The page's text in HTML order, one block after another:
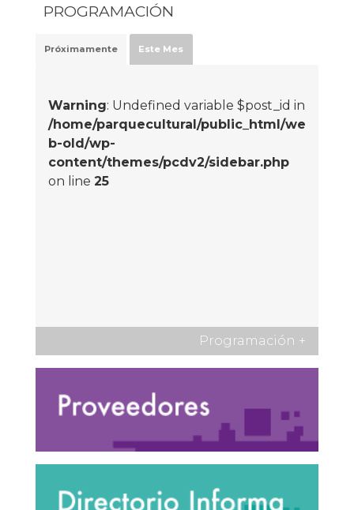
PROGRAMACIÓN
Próximamente Este Mes
Warning: Undefined variable $post_id in
/home/parquecultural/public_html/we
b-old/wp-
content/themes/pcdv2/sidebar.php
on line 25
Programación +